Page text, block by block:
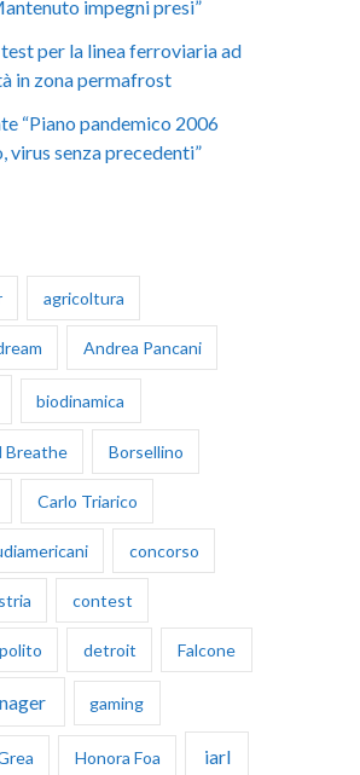
impegni presi”
test per la linea ferroviaria ad
in zona permafrost
“Piano pandemico 2006
virus senza precedenti”
agricoltura
Andrea Pancani
biodinamica
Breathe Borsellino
Carlo Triarico
concorso
contest
detroit Falcone
gaming
Honora Foa iarl